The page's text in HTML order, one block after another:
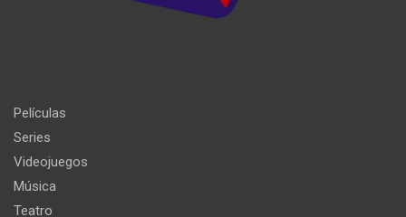
Películas
Series
Videojuegos
Música
Teatro